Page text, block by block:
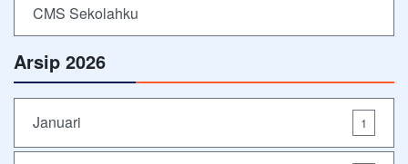
CMS Sekolahku
Arsip 2026
Januari 1